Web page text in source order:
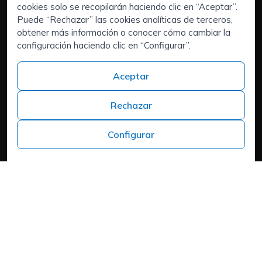
cookies solo se recopilarán haciendo clic en “Aceptar”.
Puede “Rechazar” las cookies analíticas de terceros,
obtener más información o conocer cómo cambiar la
configuración haciendo clic en “Configurar”.
Aceptar
Rechazar
Configurar
Executive Search | Selección de Directivos
Outsourcing de RRHH
Áreas de interés:
Candidatos
Quiénes somos
Contacto
Trabaja en ISPROX
Teléfono